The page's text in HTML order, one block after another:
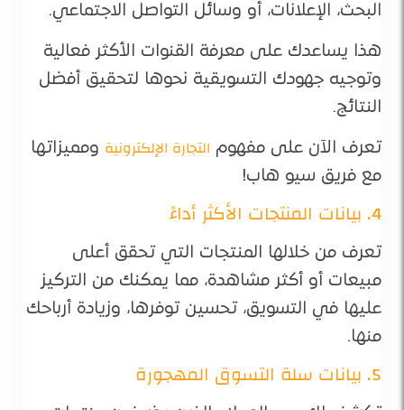
البحث، الإعلانات، أو وسائل التواصل الاجتماعي.
هذا يساعدك على معرفة القنوات الأكثر فعالية
وتوجيه جهودك التسويقية نحوها لتحقيق أفضل
النتائج.
تعرف الآن على مفهوم التجارة الإلكترونية ومميزاتها
مع فريق سيو هاب!
4. بيانات المنتجات الأكثر أداءً
تعرف من خلالها المنتجات التي تحقق أعلى
مبيعات أو أكثر مشاهدة، مما يمكنك من التركيز
عليها في التسويق، تحسين توفرها، وزيادة أرباحك
منها.
5. بيانات سلة التسوق المهجورة